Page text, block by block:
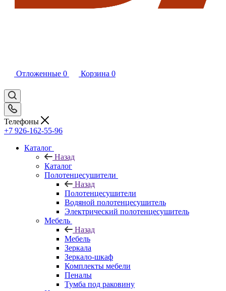
Отложенные 0 Корзина 0
Телефоны
+7 926-162-55-96
Каталог
Назад
Каталог
Полотенцесушители
Назад
Полотенцесушители
Водяной полотенцесушитель
Электрический полотенцесушитель
Мебель
Назад
Мебель
Зеркала
Зеркало-шкаф
Комплекты мебели
Пеналы
Тумба под раковину